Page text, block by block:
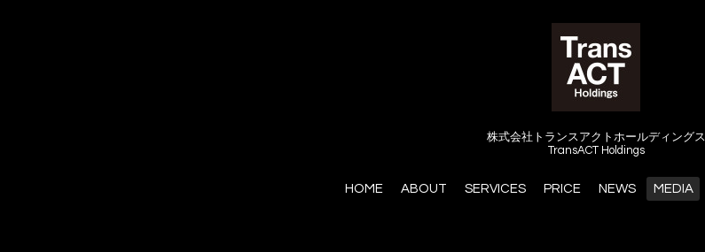
株式会社トランスアクトホールディングス
TransACT Holdings
HOME ABOUT SERVICES PRICE NEWS MEDIA